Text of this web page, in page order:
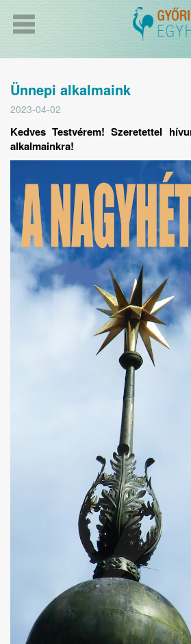
Ünnepi alkalmaink
2023-04-02
Kedves Testvérem! Szeretettel
alkalmainkra!